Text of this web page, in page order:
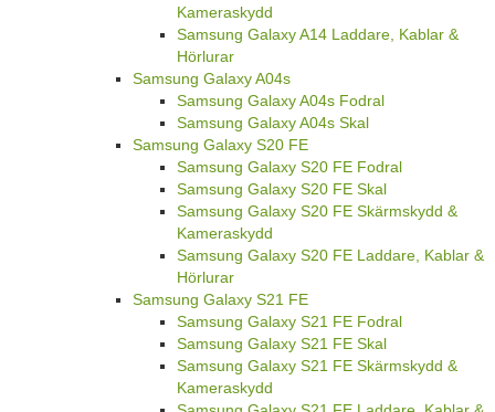
Kameraskydd
Samsung Galaxy A14 Laddare, Kablar &
Hörlurar
Samsung Galaxy A04s
Samsung Galaxy A04s Fodral
Samsung Galaxy A04s Skal
Samsung Galaxy S20 FE
Samsung Galaxy S20 FE Fodral
Samsung Galaxy S20 FE Skal
Samsung Galaxy S20 FE Skärmskydd &
Kameraskydd
Samsung Galaxy S20 FE Laddare, Kablar &
Hörlurar
Samsung Galaxy S21 FE
Samsung Galaxy S21 FE Fodral
Samsung Galaxy S21 FE Skal
Samsung Galaxy S21 FE Skärmskydd &
Kameraskydd